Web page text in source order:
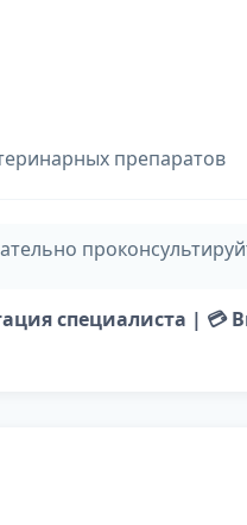
препаратов
специалиста |